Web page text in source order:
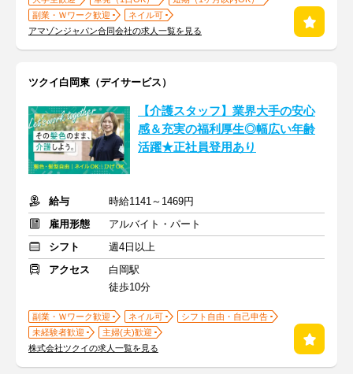
副業・Ｗワーク歓迎
ネイル可
アマゾンジャパン合同会社の求人一覧を見る
ツクイ白岡東（デイサービス）
【介護スタッフ】業界大手の安心
感＆充実の福利厚生◎幅広い年齢
活躍★正社員登用あり
給与
時給1141～1469円
雇用形態
アルバイト・パート
シフト
週4日以上
アクセス
白岡駅
徒歩10分
副業・Ｗワーク歓迎 ネイル可
シフト自由・自己申告
未経験者歓迎
主婦(夫)歓迎
株式会社ツクイの求人一覧を見る